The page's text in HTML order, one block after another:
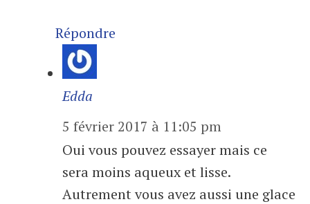
Répondre
Edda
5 février 2017 à 11:05 pm
Oui vous pouvez essayer mais ce
sera moins aqueux et lisse.
Autrement vous avez aussi une glace